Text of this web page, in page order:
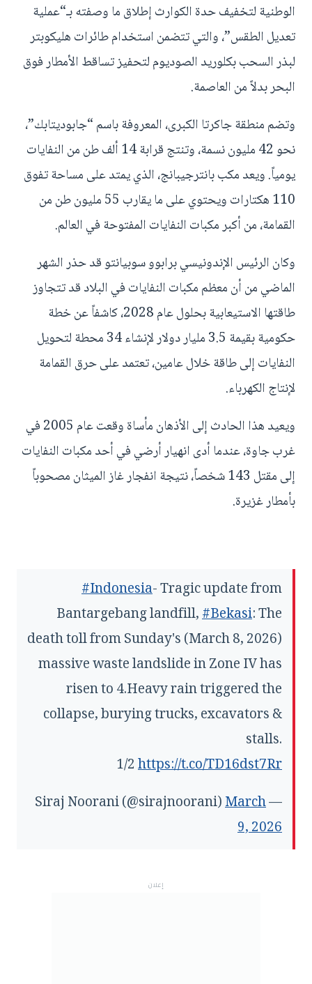
الوطنية لتخفيف حدة الكوارث إطلاق ما وصفته بـ“عملية
تعديل الطقس”، والتي تتضمن استخدام طائرات هليكوبتر
لبذر السحب بكلوريد الصوديوم لتحفيز تساقط الأمطار فوق
البحر بدلاً من العاصمة.
وتضم منطقة جاكرتا الكبرى، المعروفة باسم “جابوديتابك”،
نحو 42 مليون نسمة، وتنتج قرابة 14 ألف طن من النفايات
يومياً. ويعد مكب بانترجيبانج، الذي يمتد على مساحة تفوق
110 هكتارات ويحتوي على ما يقارب 55 مليون طن من
القمامة، من أكبر مكبات النفايات المفتوحة في العالم.
وكان الرئيس الإندونيسي برابوو سوبيانتو قد حذر الشهر
الماضي من أن معظم مكبات النفايات في البلاد قد تتجاوز
طاقتها الاستيعابية بحلول عام 2028، كاشفاً عن خطة
حكومية بقيمة 3.5 مليار دولار لإنشاء 34 محطة لتحويل
النفايات إلى طاقة خلال عامين، تعتمد على حرق القمامة
لإنتاج الكهرباء.
ويعيد هذا الحادث إلى الأذهان مأساة وقعت عام 2005 في
غرب جاوة، عندما أدى انهيار أرضي في أحد مكبات النفايات
إلى مقتل 143 شخصاً، نتيجة انفجار غاز الميثان مصحوباً
بأمطار غزيرة.
#Indonesia- Tragic update from
Bantargebang landfill,#Bekasi: The
death toll from Sunday's (March 8, 2026)
massive waste landslide in Zone IV has
risen to 4.Heavy rain triggered the
collapse, burying trucks, excavators &
stalls.
1/2https://t.co/TD16dst7Rr
— Siraj Noorani (@sirajnoorani)
March
9, 2026
إعلان